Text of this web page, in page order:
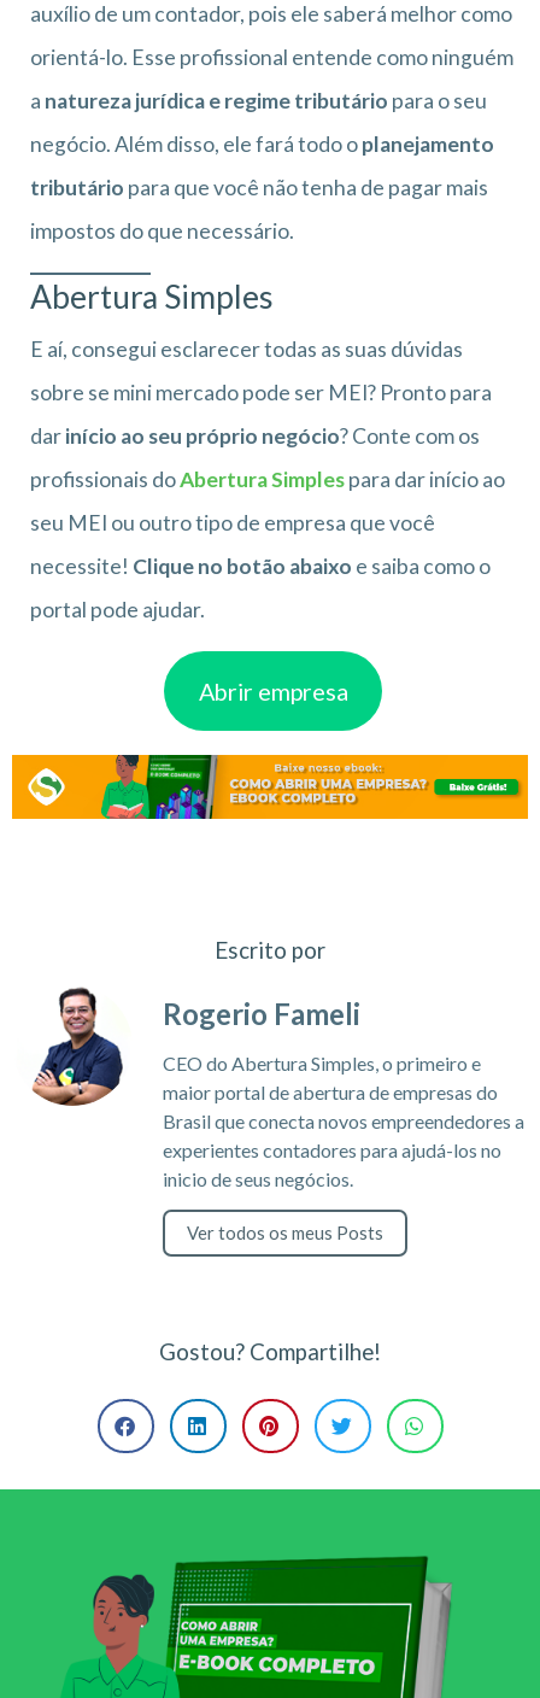
auxílio de um contador, pois ele saberá melhor como
orientá-lo. Esse profissional entende como ninguém
a natureza jurídica e regime tributário para o seu
negócio. Além disso, ele fará todo oplanejamento
tributário para que você não tenha de pagar mais
impostos do que necessário.
Abertura Simples
E aí, consegui esclarecer todas as suas dúvidas
sobre se mini mercado pode ser MEI? Pronto para
darinício ao seu próprio negócio? Conte com os
profissionais doAbertura Simplespara dar início ao
seu MEI ou outro tipo de empresa que você
necessite! Clique no botão abaixo e saiba como o
portal pode ajudar.
Abrir empresa
Escrito por
Rogerio Fameli
CEO do Abertura Simples, o primeiro e
maior portal de abertura de empresas do
Brasil que conecta novos empreendedores a
experientes contadores para ajudá-los no
inicio de seus negócios.
Ver todos os meus Posts
Gostou? Compartilhe!